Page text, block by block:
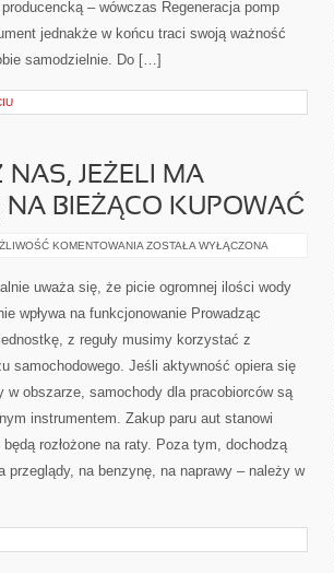
– wówczas Regeneracja pomp
jednakże w końcu traci swoją ważność
samodzielnie. Do […]
NAS, JEŻELI MA
BIEŻĄCO KUPOWAĆ
KOMENTOWANIA Z
Z
NAS,
MA
STARA
NA
BIEŻĄCO
KUPOWAĆ
ZOSTAŁA WYŁĄCZONA
uważa się, że picie ogromnej ilości wody
wpływa na funkcjonowanie Prowadząc
z reguły musimy korzystać z
samochodowego. Jeśli aktywność opiera się
w obszarze, samochody dla pracobiorców są
instrumentem. Zakup paru aut stanowi
rozłożone na raty. Poza tym, dochodzą
na benzynę, na naprawy – należy w